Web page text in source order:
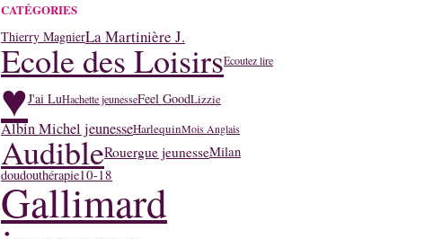
CATÉGORIES
Thierry MagnierLa Martinière J.
Ecole des LoisirsEcoutez lire
♥J'ai LuHachette jeunesseFeel GoodLizzie
Albin Michel jeunesseHarlequinMois Anglais
AudibleRouergue jeunesseMilan
doudouthérapie10-18
Gallimard